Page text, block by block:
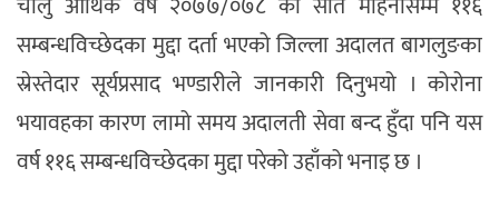
सम्बन्धविच्छेदका मुद्दा दर्ता भएको जिल्ला अदालत बागलुङका
स्रेस्तेदार सूर्यप्रसाद भण्डारीले जानकारी दिनुभयो । कोरोना
भयावहका कारण लामो समय अदालती सेवा बन्द हुँदा पनि यस
वर्ष ११६ सम्बन्धविच्छेदका मुद्दा परेको उहाँको भनाइ छ ।